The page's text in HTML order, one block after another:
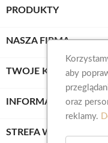
PRODUKTY
NASZA FIRMA
TWOJE KONTO
INFORMACJA O
STREFA WIEDZY
aby
oraz
reklamy.